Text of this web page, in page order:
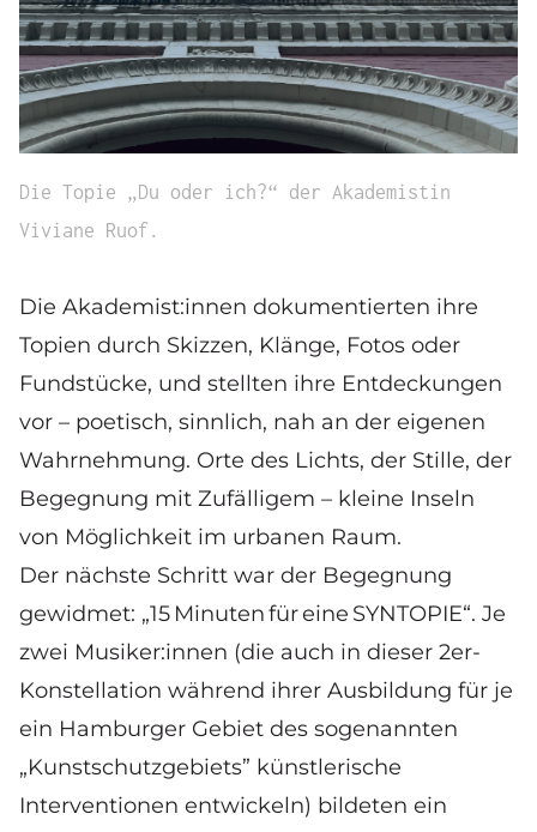
Die Topie „Du oder ich?“ der Akademistin
Viviane Ruof.
Die Akademist:innen dokumentierten ihre
Topien durch Skizzen, Klänge, Fotos oder
Fundstücke, und stellten ihre Entdeckungen
vor – poetisch, sinnlich, nah an der eigenen
Wahrnehmung. Orte des Lichts, der Stille, der
Begegnung mit Zufälligem – kleine Inseln
von Möglichkeit im urbanen Raum.
Der nächste Schritt war der Begegnung
gewidmet: „15 Minuten für eine SYNTOPIE“. Je
zwei Musiker:innen (die auch in dieser 2er-
Konstellation während ihrer Ausbildung für je
ein Hamburger Gebiet des sogenannten
„Kunstschutzgebiets” künstlerische
Interventionen entwickeln) bildeten ein